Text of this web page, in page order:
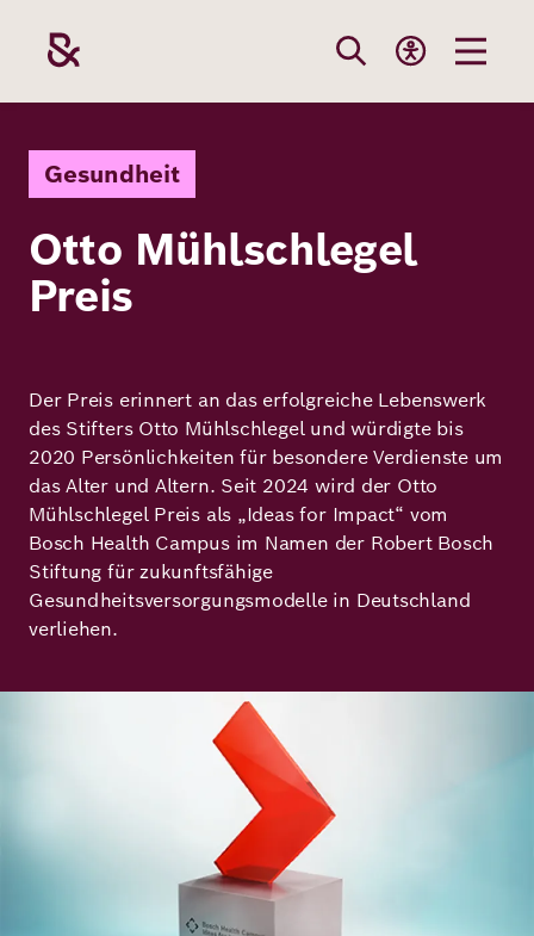
Inhalt
Stiftung
Themen
Förderung
Karriere
Publikationen
Veranstaltungen
Die Stiftung
Robert Bosch
Werte und
Haltung
Jahresbericht
Initiativen
Unsere
Gesundheit
Resilienz
Demokratie
Klimawandel
Ukraine
Wie wir
Projekte
Aktuelle
Bei uns
Gesundheit
Otto Mühlschlegel
Preis
Der Preis erinnert an das erfolgreiche Lebenswerk
des Stifters Otto Mühlschlegel und würdigte bis
2020 Persönlichkeiten für besondere Verdienste um
das Alter und Altern. Seit 2024 wird der Otto
Mühlschlegel Preis als „Ideas for Impact“ vom
Bosch Health Campus im Namen der Robert Bosch
Stiftung für zukunftsfähige
Gesundheitsversorgungsmodelle in Deutschland
verliehen.